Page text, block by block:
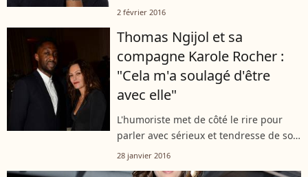
Angelina, née de son histoire d'amour
2 février 2016
Thomas Ngijol et sa
compagne Karole Rocher :
"Cela m'a soulagé d'être
avec elle"
L'humoriste met de côté le rire pour
parler avec sérieux et tendresse de son
parcours et notamment de son travail
28 janvier 2016